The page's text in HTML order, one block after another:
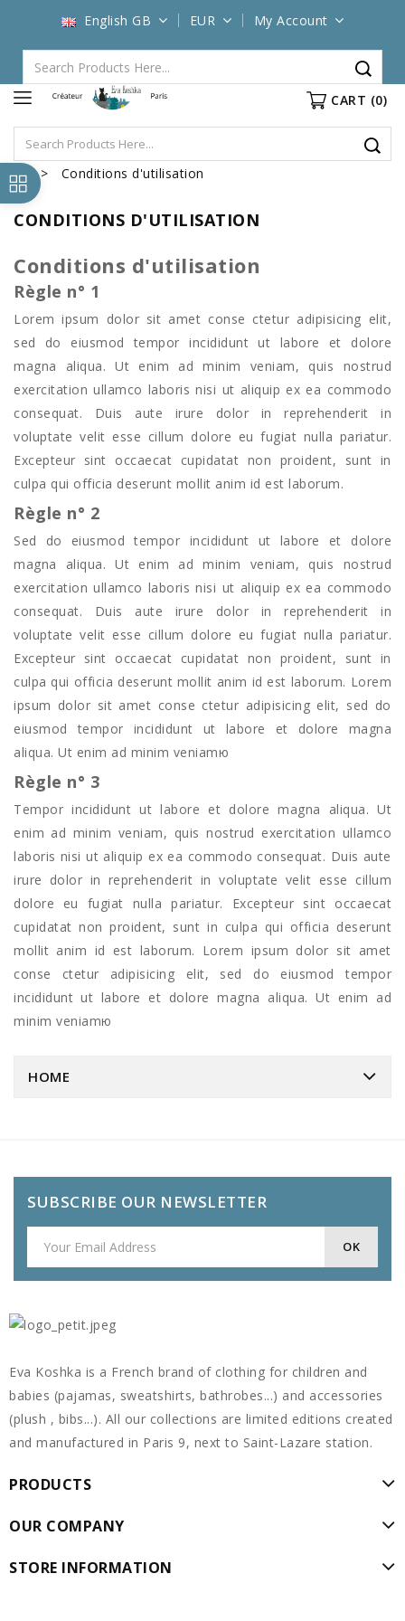
English GB EUR My Account
CART (0)
Conditions d'utilisation
CONDITIONS D'UTILISATION
Conditions d'utilisation
Règle n° 1
Lorem ipsum dolor sit amet conse ctetur adipisicing elit,
sed do eiusmod tempor incididunt ut labore et dolore
magna aliqua. Ut enim ad minim veniam, quis nostrud
exercitation ullamco laboris nisi ut aliquip ex ea commodo
consequat. Duis aute irure dolor in reprehenderit in
voluptate velit esse cillum dolore eu fugiat nulla pariatur.
Excepteur sint occaecat cupidatat non proident, sunt in
culpa qui officia deserunt mollit anim id est laborum.
Règle n° 2
Sed do eiusmod tempor incididunt ut labore et dolore
magna aliqua. Ut enim ad minim veniam, quis nostrud
exercitation ullamco laboris nisi ut aliquip ex ea commodo
consequat. Duis aute irure dolor in reprehenderit in
voluptate velit esse cillum dolore eu fugiat nulla pariatur.
Excepteur sint occaecat cupidatat non proident, sunt in
culpa qui officia deserunt mollit anim id est laborum. Lorem
ipsum dolor sit amet conse ctetur adipisicing elit, sed do
eiusmod tempor incididunt ut labore et dolore magna
aliqua. Ut enim ad minim veniamю
Règle n° 3
Tempor incididunt ut labore et dolore magna aliqua. Ut
enim ad minim veniam, quis nostrud exercitation ullamco
laboris nisi ut aliquip ex ea commodo consequat. Duis aute
irure dolor in reprehenderit in voluptate velit esse cillum
dolore eu fugiat nulla pariatur. Excepteur sint occaecat
cupidatat non proident, sunt in culpa qui officia deserunt
mollit anim id est laborum. Lorem ipsum dolor sit amet
conse ctetur adipisicing elit, sed do eiusmod tempor
incididunt ut labore et dolore magna aliqua. Ut enim ad
minim veniamю
HOME
SUBSCRIBE OUR NEWSLETTER
Eva Koshka is a French brand of clothing for children and
babies (pajamas, sweatshirts, bathrobes...) and accessories
(plush , bibs...). All our collections are limited editions created
and manufactured in Paris 9, next to Saint-Lazare station.
PRODUCTS
OUR COMPANY
STORE INFORMATION